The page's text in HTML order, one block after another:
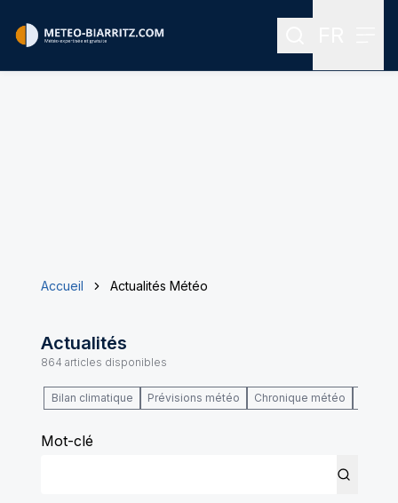
Rechercher
Accueil Actualités Météo
Actualités
864 articles disponibles
Bilan climatique Prévisions météo Chronique météo
Mot-clé